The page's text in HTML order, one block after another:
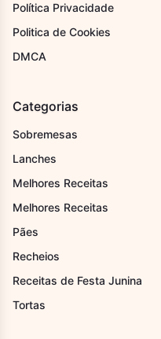
Política Privacidade
Politica de Cookies
DMCA
Categorias
Sobremesas
Lanches
Melhores Receitas
Melhores Receitas
Pães
Recheios
Receitas de Festa Junina
Tortas